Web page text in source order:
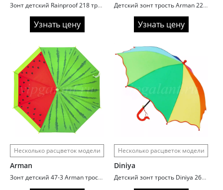
Зонт детский Rainproof 218 трость автомат cars
Узнать цену
Детский зонт трость Arman 2236 кошки/собаки
Узнать цену
Несколько расцветок модели
Arman
Зонт детский 47-3 Arman трость автомат поливинил Fruits
Несколько расцветок модели
Diniya
Детский зонт трость Diniya 2608 радуга обрезной край